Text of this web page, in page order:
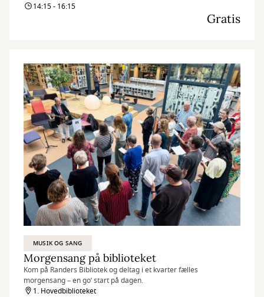
14:15 - 16:15
Gratis
MUSIK OG SANG
Morgensang på biblioteket
Kom på Randers Bibliotek og deltag i et kvarter fælles
morgensang – en go’ start på dagen.
1. Hovedbiblioteket